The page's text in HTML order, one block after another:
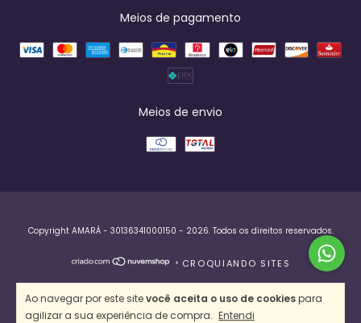
Ao navegar por este sitevocê aceita o uso de cookiespara
agilizar a sua experiência de compra. Entendi
Meios de pagamento
Meios de envio
Copyright AMARÁ - 30136341000150 - 2026. Todos os direitos reservados.
• CROQUIANDO SITES